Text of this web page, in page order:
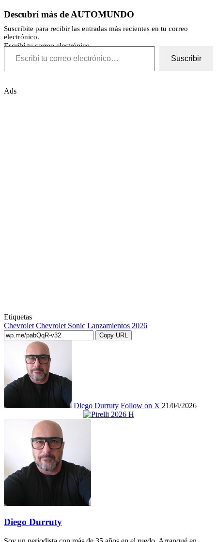
Descubrí más de AUTOMUNDO
Suscribite para recibir las entradas más recientes en tu correo
electrónico.
Escribí tu correo electrónico…
Suscribir
Ads
Etiquetas
Chevrolet Chevrolet Sonic Lanzamientos 2026
Copy URL
Diego Durruty Follow on X 21/04/2026
Diego Durruty